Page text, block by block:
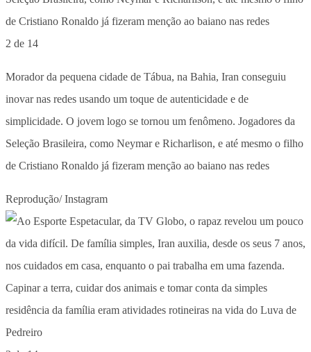
2 de 14
Morador da pequena cidade de Tábua, na Bahia, Iran conseguiu
inovar nas redes usando um toque de autenticidade e de
simplicidade. O jovem logo se tornou um fenômeno. Jogadores da
Seleção Brasileira, como Neymar e Richarlison, e até mesmo o filho
de Cristiano Ronaldo já fizeram menção ao baiano nas redes
Reprodução/ Instagram